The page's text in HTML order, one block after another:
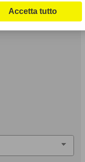
Accetta tutto